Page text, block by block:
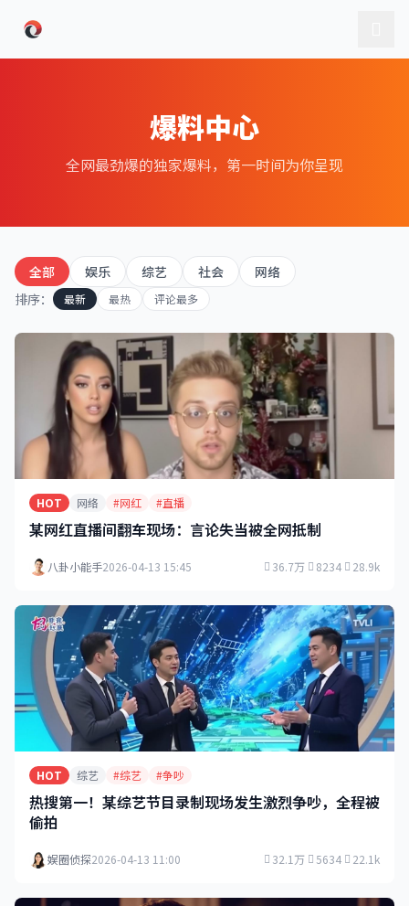
爆料中心
全网最劲爆的独家爆料，第一时间为你呈现
全部 娱乐 综艺 社会
网络
排序：
最新 最热 评论最多
HOT 网络 #网红 #直播
某网红直播间翻车现场：言论失当被全网抵制
八卦小能手2026-04-13 15:45 36.7万 8234 28.9k
HOT 综艺 #综艺 #争吵
热搜第一！某综艺节目录制现场发生激烈争吵，全程被
偷拍
娱圈侦探2026-04-13 11:00 32.1万 5634 22.1k